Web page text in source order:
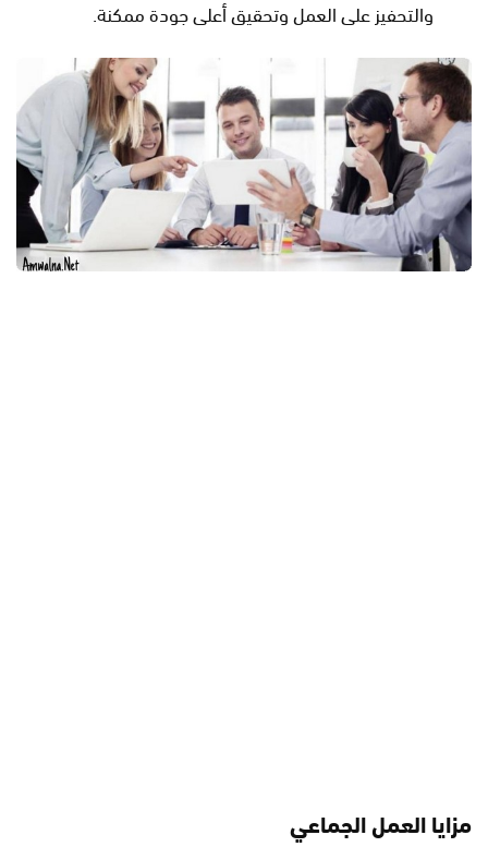
والتحفيز على العمل وتحقيق أعلى جودة ممكنة.
مزايا العمل الجماعي